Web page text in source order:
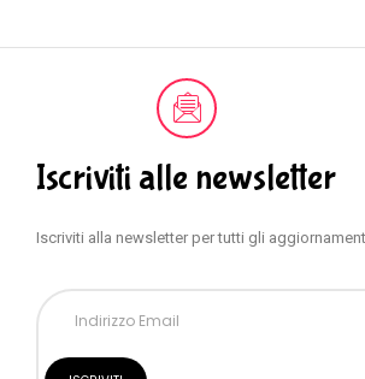
Iscriviti alle newsletter
Iscriviti alla newsletter per tutti gli